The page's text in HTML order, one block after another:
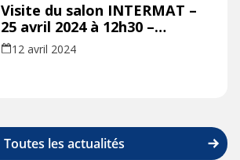
Visite du salon INTERMAT –
25 avril 2024 à 12h30 –
programme complet à
découvrir
12 avril 2024
Toutes les actualités